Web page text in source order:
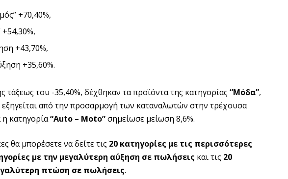
+70,40%,
+54,30%,
+43,70%,
+35,60%.
τάξεως του -35,40%, δέχθηκαν τα προϊόντα της κατηγορίας “Μόδα”,
από την προσαρμογή των καταναλωτών στην τρέχουσα
η κατηγορία“Auto – Moto”σημείωσε μείωση 8,6%.
θα μπορέσετε να δείτε τις 20 κατηγορίες με τις περισσότερες
με την μεγαλύτερη αύξηση σε πωλήσεις και τις 20
πτώση σε πωλήσεις.